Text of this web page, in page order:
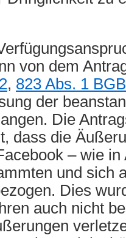
von dem
, 823 Abs. 1 BGB
der
Die
dass die
– wie
und sich
Dies
auch nicht